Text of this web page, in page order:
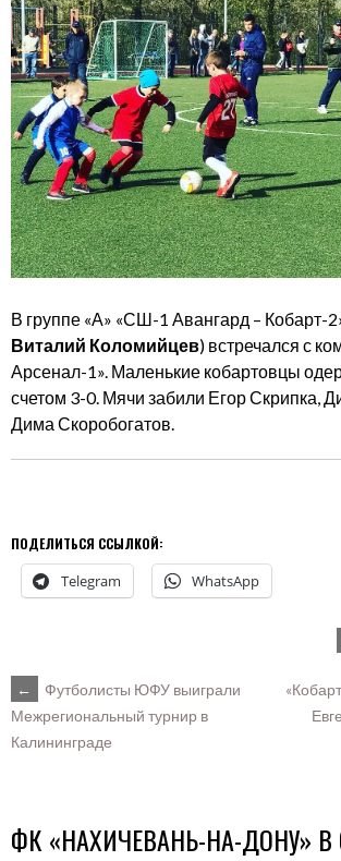
В группе «А» «СШ-1 Авангард – Кобарт-
Виталий Коломийцев) встречался с
Арсенал-1». Маленькие кобартовцы
счетом 3-0. Мячи забили Егор Скрипка,
Дима Скоробогатов.
ПОДЕЛИТЬСЯ ССЫЛКОЙ:
Telegram WhatsApp
POST
NAVIGATION
←
Футболисты ЮФУ выиграли
Межрегиональный турнир в
Калининграде
ФК «НАХИЧЕВАНЬ-НА-ДОНУ» В